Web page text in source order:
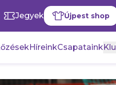
Jegyek Újpest shop
HíreinkCsapataink